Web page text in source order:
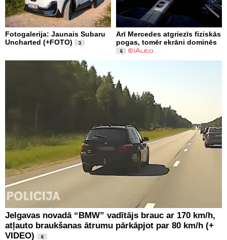
Fotogalerija: Jaunais Subaru
Uncharted (+FOTO)
3
Arī Mercedes atgriezīs fiziskās
pogas, tomēr ekrāni dominēs
6
Jelgavas novadā “BMW” vadītājs brauc ar 170 km/h,
atļauto braukšanas ātrumu pārkāpjot par 80 km/h (+
VIDEO)
6